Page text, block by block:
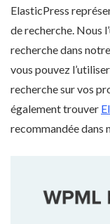
ElasticPress
de recherche. Nous
recherche dans
vous pouvez
recherche sur vos
également trouver
recommandée dans